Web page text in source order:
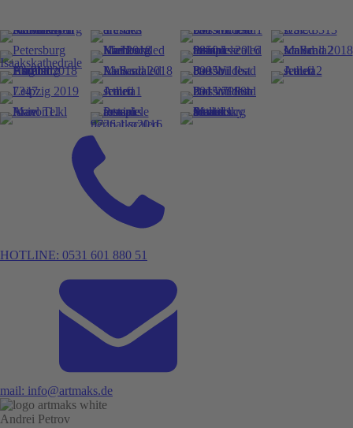
HOTLINE: 0531 601 880 51
mail: info@artmaks.de
Andrei Petrov